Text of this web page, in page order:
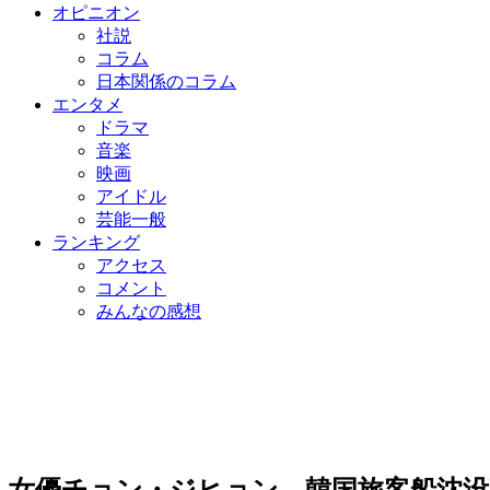
オピニオン
社説
コラム
日本関係のコラム
エンタメ
ドラマ
音楽
映画
アイドル
芸能一般
ランキング
アクセス
コメント
みんなの感想